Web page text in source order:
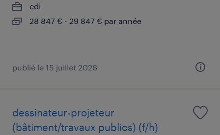
cdi
28 847 € - 29 847 € par année
publié le 15 juillet 2026
dessinateur-projeteur
(bâtiment/travaux publics) (f/h)